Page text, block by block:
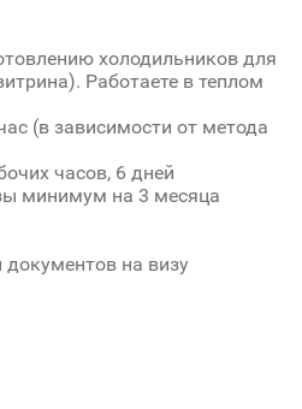
холодильников для
Работаете в теплом
(в зависимости от метода
часов, 6 дней
минимум на 3 месяца
на визу